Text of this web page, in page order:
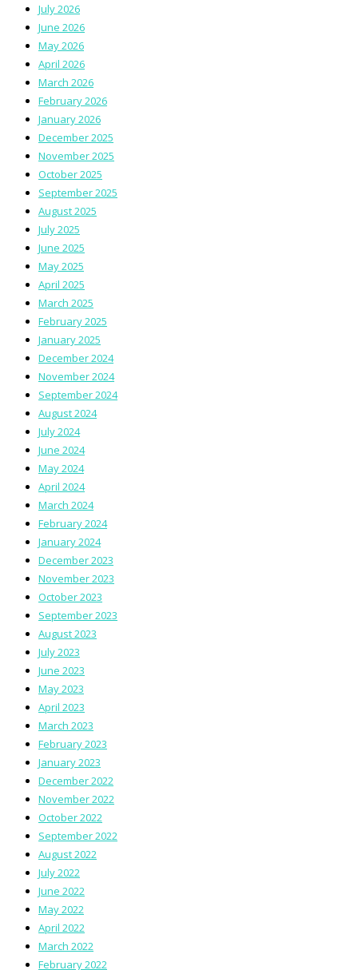
July 2026
June 2026
May 2026
April 2026
March 2026
February 2026
January 2026
December 2025
November 2025
October 2025
September 2025
August 2025
July 2025
June 2025
May 2025
April 2025
March 2025
February 2025
January 2025
December 2024
November 2024
September 2024
August 2024
July 2024
June 2024
May 2024
April 2024
March 2024
February 2024
January 2024
December 2023
November 2023
October 2023
September 2023
August 2023
July 2023
June 2023
May 2023
April 2023
March 2023
February 2023
January 2023
December 2022
November 2022
October 2022
September 2022
August 2022
July 2022
June 2022
May 2022
April 2022
March 2022
February 2022